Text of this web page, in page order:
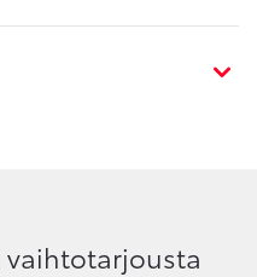
vaihtotarjousta